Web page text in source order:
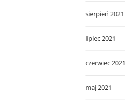
sierpień 2021
lipiec 2021
czerwiec 2021
maj 2021